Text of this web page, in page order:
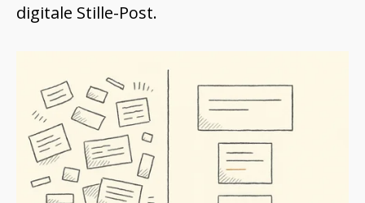
digitale Stille-Post.